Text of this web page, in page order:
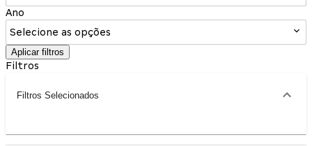
Ano
Selecione as opções
Aplicar filtros
Filtros
Filtros Selecionados